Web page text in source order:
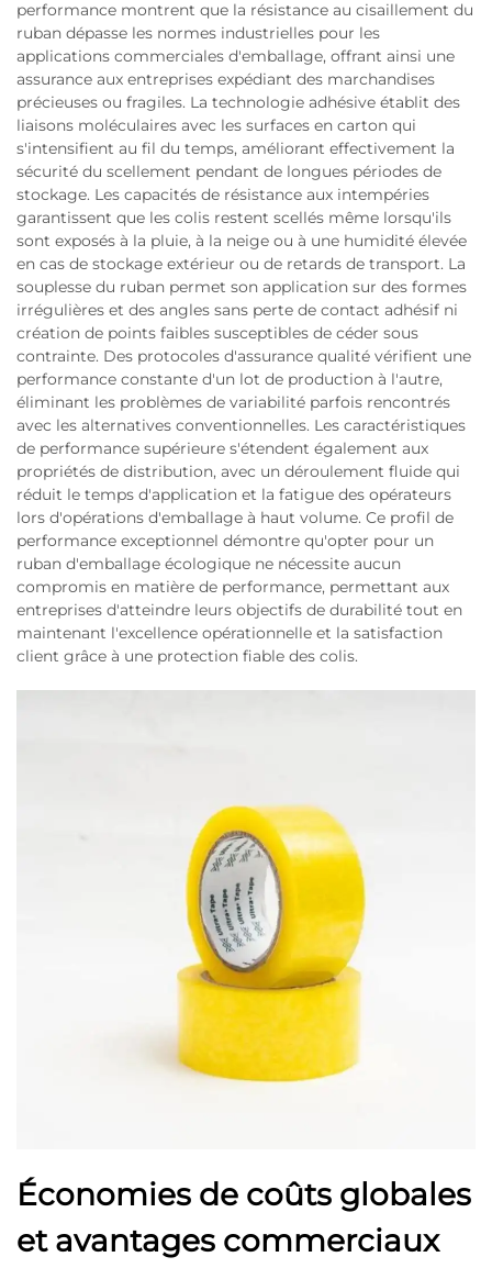
performance montrent que la résistance au cisaillement du
ruban dépasse les normes industrielles pour les
applications commerciales d'emballage, offrant ainsi une
assurance aux entreprises expédiant des marchandises
précieuses ou fragiles. La technologie adhésive établit des
liaisons moléculaires avec les surfaces en carton qui
s'intensifient au fil du temps, améliorant effectivement la
sécurité du scellement pendant de longues périodes de
stockage. Les capacités de résistance aux intempéries
garantissent que les colis restent scellés même lorsqu'ils
sont exposés à la pluie, à la neige ou à une humidité élevée
en cas de stockage extérieur ou de retards de transport. La
souplesse du ruban permet son application sur des formes
irrégulières et des angles sans perte de contact adhésif ni
création de points faibles susceptibles de céder sous
contrainte. Des protocoles d'assurance qualité vérifient une
performance constante d'un lot de production à l'autre,
éliminant les problèmes de variabilité parfois rencontrés
avec les alternatives conventionnelles. Les caractéristiques
de performance supérieure s'étendent également aux
propriétés de distribution, avec un déroulement fluide qui
réduit le temps d'application et la fatigue des opérateurs
lors d'opérations d'emballage à haut volume. Ce profil de
performance exceptionnel démontre qu'opter pour un
ruban d'emballage écologique ne nécessite aucun
compromis en matière de performance, permettant aux
entreprises d'atteindre leurs objectifs de durabilité tout en
maintenant l'excellence opérationnelle et la satisfaction
client grâce à une protection fiable des colis.
Économies de coûts globales
et avantages commerciaux